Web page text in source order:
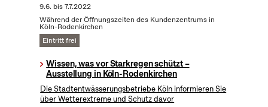
9.6. bis7.7.2022
Während der Öffnungszeiten des Kundenzentrums in
Köln-Rodenkirchen
Eintritt frei
Wissen, was vor Starkregen schützt –
Ausstellung in Köln-Rodenkirchen
Die Stadtentwässerungsbetriebe Köln informieren Sie
über Wetterextreme und Schutz davor